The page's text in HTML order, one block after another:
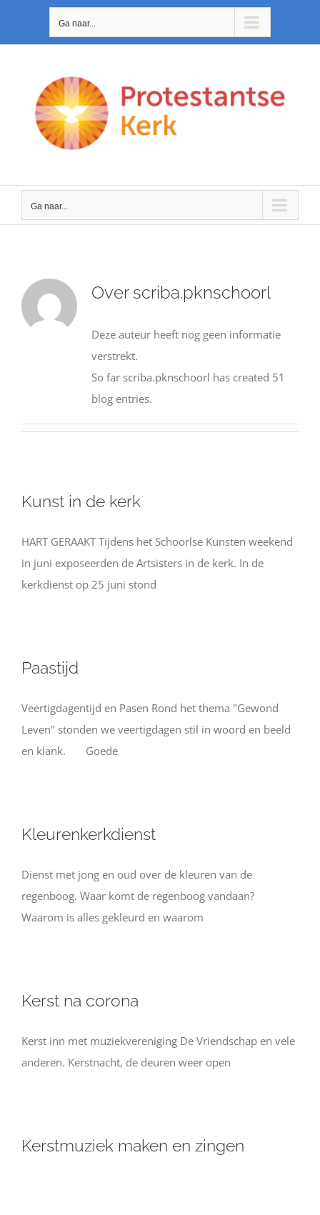
Ga naar...
Ga naar...
Over scriba.pknschoorl
Deze auteur heeft nog geen informatie
verstrekt.
So far scriba.pknschoorl has created 51
blog entries.
Kunst in de kerk
HART GERAAKT Tijdens het Schoorlse Kunsten weekend
in juni exposeerden de Artsisters in de kerk. In de
kerkdienst op 25 juni stond
Paastijd
Veertigdagentijd en Pasen Rond het thema "Gewond
Leven" stonden we veertigdagen stil in woord en beeld
en klank. Goede
Kleurenkerkdienst
Dienst met jong en oud over de kleuren van de
regenboog. Waar komt de regenboog vandaan?
Waarom is alles gekleurd en waarom
Kerst na corona
Kerst inn met muziekvereniging De Vriendschap en vele
anderen. Kerstnacht, de deuren weer open
Kerstmuziek maken en zingen